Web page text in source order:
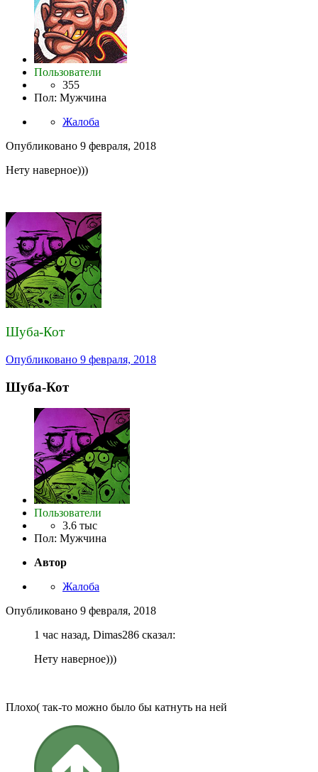
Пользователи
355
Пол: Мужчина
Жалоба
Опубликовано 9 февраля, 2018
Нету наверное)))
Шуба-Кот
Опубликовано 9 февраля, 2018
Шуба-Кот
Пользователи
3.6 тыс
Пол: Мужчина
Автор
Жалоба
Опубликовано 9 февраля, 2018
1 час назад, Dimas286 сказал:
Нету наверное)))
Плохо( так-то можно было бы катнуть на ней